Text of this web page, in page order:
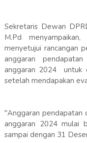
Sekretaris Dewan
M.Pd
menyetujui rancangan
anggaran
anggaran 2024 untuk
setelah mendapakan
"Anggaran pendapatan
anggaran 2024 mulai
sampai dengan 31